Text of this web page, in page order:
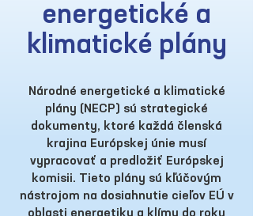
energetické a
klimatické plány
Národné energetické a klimatické
plány (NECP) sú strategické
dokumenty, ktoré každá členská
krajina Európskej únie musí
vypracovať a predložiť Európskej
komisii. Tieto plány sú kľúčovým
nástrojom na dosiahnutie cieľov EÚ v